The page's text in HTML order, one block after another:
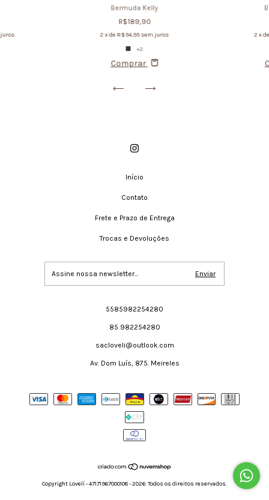
Bermuda Kelly
R$189,90
2 x de R$94,95 sem juros
+2
Comprar
2 x
Início
Contato
Frete e Prazo de Entrega
Trocas e Devoluções
5585982254280
85 982254280
sacloveli@outlook.com
Av. Dom Luís, 875. Meireles
Copyright Lovelí - 47171967000108 - 2026. Todos os direitos reservados.